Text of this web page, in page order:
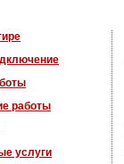
работы
услуги